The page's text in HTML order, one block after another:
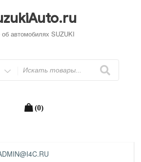
автомобилях SUZUKI
(0)